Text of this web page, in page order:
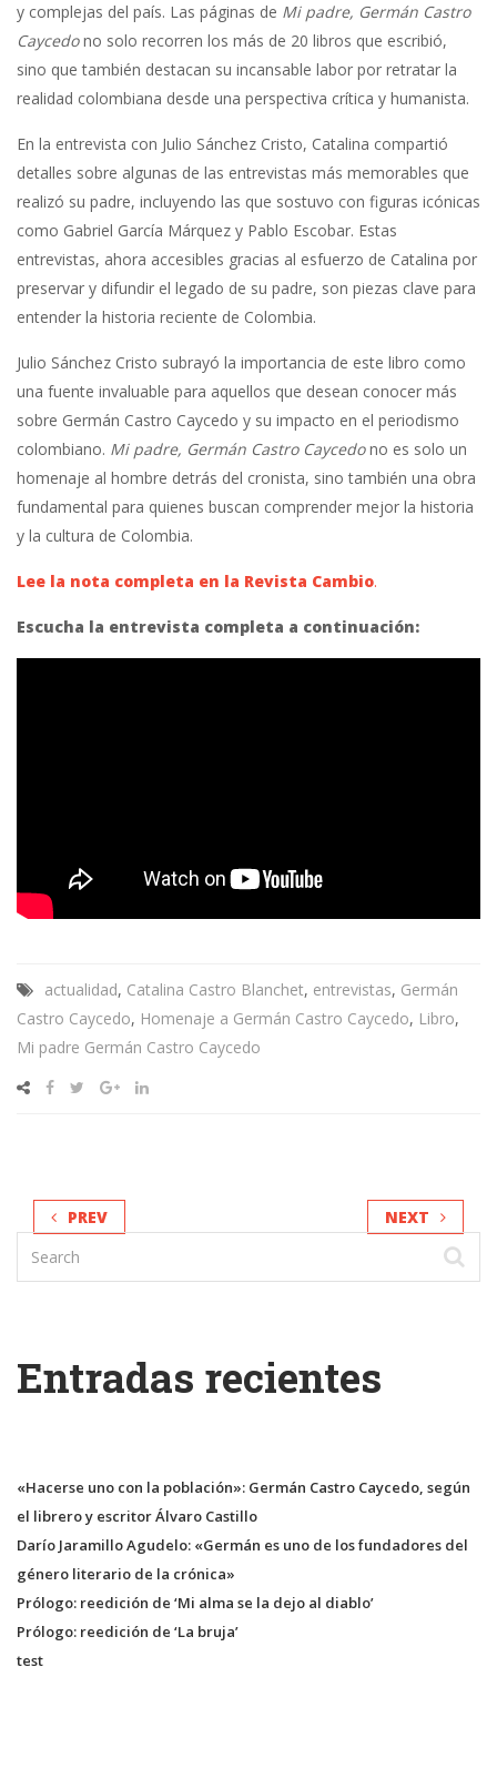
y complejas del país. Las páginas de Mi padre, Germán Castro
Caycedono solo recorren los más de 20 libros que escribió,
sino que también destacan su incansable labor por retratar la
realidad colombiana desde una perspectiva crítica y humanista.
En la entrevista con Julio Sánchez Cristo, Catalina compartió
detalles sobre algunas de las entrevistas más memorables que
realizó su padre, incluyendo las que sostuvo con figuras icónicas
como Gabriel García Márquez y Pablo Escobar. Estas
entrevistas, ahora accesibles gracias al esfuerzo de Catalina por
preservar y difundir el legado de su padre, son piezas clave para
entender la historia reciente de Colombia.
Julio Sánchez Cristo subrayó la importancia de este libro como
una fuente invaluable para aquellos que desean conocer más
sobre Germán Castro Caycedo y su impacto en el periodismo
colombiano. Mi padre, Germán Castro Caycedono es solo un
homenaje al hombre detrás del cronista, sino también una obra
fundamental para quienes buscan comprender mejor la historia
y la cultura de Colombia.
Lee la nota completa en la Revista Cambio.
Escucha la entrevista completa a continuación:
actualidad, Catalina Castro Blanchet, entrevistas, Germán
Castro Caycedo, Homenaje a Germán Castro Caycedo, Libro,
Mi padre Germán Castro Caycedo
PREV NEXT
Entradas recientes
«Hacerse uno con la población»: Germán Castro Caycedo, según
el librero y escritor Álvaro Castillo
Darío Jaramillo Agudelo: «Germán es uno de los fundadores del
género literario de la crónica»
Prólogo: reedición de ‘Mi alma se la dejo al diablo’
Prólogo: reedición de ‘La bruja’
test